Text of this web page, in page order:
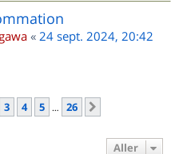
« 24 sept. 2024, 20:42
3 4 5 … 26
Aller